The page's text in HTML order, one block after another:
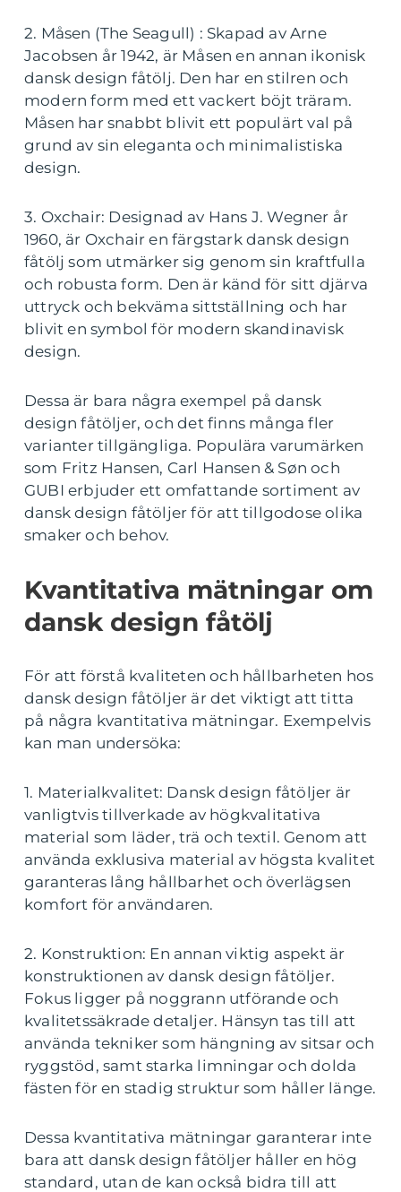
2. Måsen (The Seagull) : Skapad av Arne
Jacobsen år 1942, är Måsen en annan ikonisk
dansk design fåtölj. Den har en stilren och
modern form med ett vackert böjt träram.
Måsen har snabbt blivit ett populärt val på
grund av sin eleganta och minimalistiska
design.
3. Oxchair: Designad av Hans J. Wegner år
1960, är Oxchair en färgstark dansk design
fåtölj som utmärker sig genom sin kraftfulla
och robusta form. Den är känd för sitt djärva
uttryck och bekväma sittställning och har
blivit en symbol för modern skandinavisk
design.
Dessa är bara några exempel på dansk
design fåtöljer, och det finns många fler
varianter tillgängliga. Populära varumärken
som Fritz Hansen, Carl Hansen & Søn och
GUBI erbjuder ett omfattande sortiment av
dansk design fåtöljer för att tillgodose olika
smaker och behov.
Kvantitativa mätningar om
dansk design fåtölj
För att förstå kvaliteten och hållbarheten hos
dansk design fåtöljer är det viktigt att titta
på några kvantitativa mätningar. Exempelvis
kan man undersöka:
1. Materialkvalitet: Dansk design fåtöljer är
vanligtvis tillverkade av högkvalitativa
material som läder, trä och textil. Genom att
använda exklusiva material av högsta kvalitet
garanteras lång hållbarhet och överlägsen
komfort för användaren.
2. Konstruktion: En annan viktig aspekt är
konstruktionen av dansk design fåtöljer.
Fokus ligger på noggrann utförande och
kvalitetssäkrade detaljer. Hänsyn tas till att
använda tekniker som hängning av sitsar och
ryggstöd, samt starka limningar och dolda
fästen för en stadig struktur som håller länge.
Dessa kvantitativa mätningar garanterar inte
bara att dansk design fåtöljer håller en hög
standard, utan de kan också bidra till att